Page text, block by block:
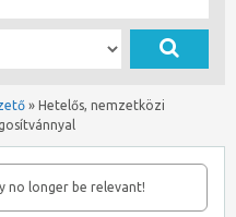
» Hetelős, nemzetközi
no longer be relevant!